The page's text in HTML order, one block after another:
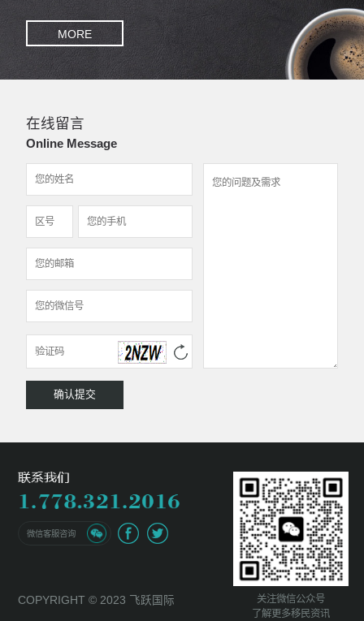
MORE
在线留言
Online Message
微信客服咨询
COPYRIGHT © 2023 飞跃国际
关注微信公众号
了解更多移民资讯